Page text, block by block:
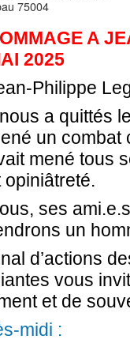
75004
A
2025
Philippe
a quittés
un combat
mené tous
opiniâtreté.
ses
un
d’actions
vous
et de
midi :